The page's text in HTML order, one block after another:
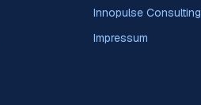
Innopulse Consulting
Impressum